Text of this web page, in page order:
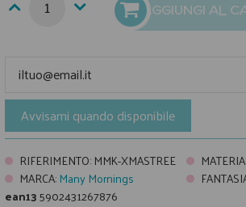
AGGIUNGI AL
Avvisami quando disponibile
RIFERIMENTO: MMK-XMASTREE
MARCA:Many Mornings
ean135902431267876